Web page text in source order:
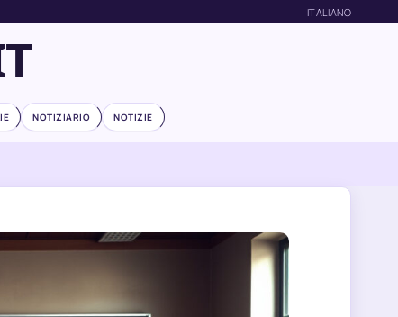
ITALIANO
NOTIZIARIO NOTIZIE